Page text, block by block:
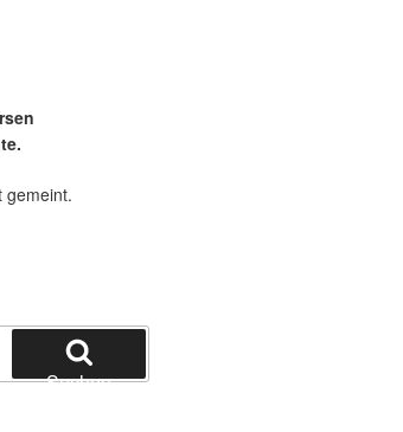
gemeint.
Suchen